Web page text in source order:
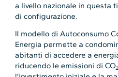
a livello nazionale in questa
di configurazione.
Il modello di Autoconsumo
Energia permette a
abitanti di accedere a
riducendo le emissioni di CO2